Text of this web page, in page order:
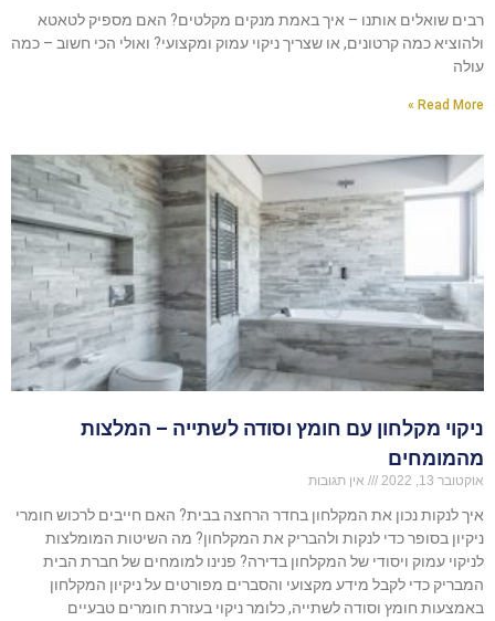
רבים שואלים אותנו – איך באמת מנקים מקלטים? האם מספיק לטאטא
ולהוציא כמה קרטונים, או שצריך ניקוי עמוק ומקצועי? ואולי הכי חשוב – כמה
עולה
Read More »
ניקוי מקלחון עם חומץ וסודה לשתייה – המלצות
מהמומחים
אוקטובר 13, 2022 אין תגובות
איך לנקות נכון את המקלחון בחדר הרחצה בבית? האם חייבים לרכוש חומרי
ניקיון בסופר כדי לנקות ולהבריק את המקלחון? מה השיטות המומלצות
לניקוי עמוק ויסודי של המקלחון בדירה? פנינו למומחים של חברת הבית
המבריק כדי לקבל מידע מקצועי והסברים מפורטים על ניקיון המקלחון
באמצעות חומץ וסודה לשתייה, כלומר ניקוי בעזרת חומרים טבעיים